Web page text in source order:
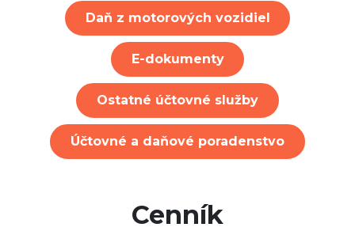
Daň z motorových vozidiel
E-dokumenty
Ostatné účtovné služby
Účtovné a daňové poradenstvo
Cenník